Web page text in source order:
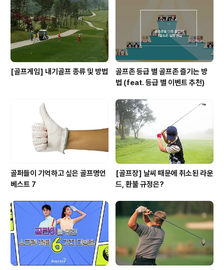
[골프게임] 내기골프 종류 및 방법
골프존 등급 별 골프존 즐기는 방
법 (feat. 등급 별 이벤트 추천)
골퍼들이 기억하고 싶은 골프명언
베스트 7
[골프장] 날씨 때문에 취소된 라운
드, 환불 규정은?